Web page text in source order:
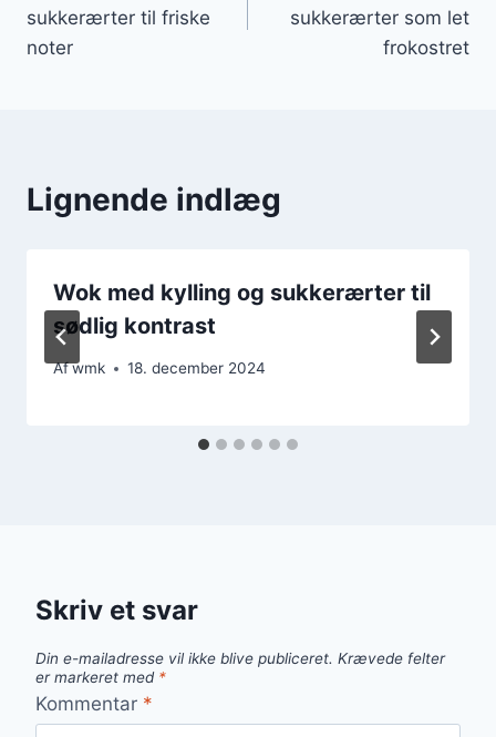
sukkerærter til friske
noter
sukkerærter som let
frokostret
Lignende indlæg
Wok med kylling og sukkerærter til
sødlig kontrast
Afwmk 18. december 2024
Skriv et svar
Din e-mailadresse vil ikke blive publiceret. Krævede felter
er markeret med *
Kommentar *